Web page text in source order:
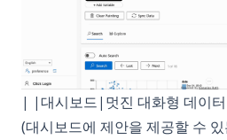
| |대시보드|멋진 대화형 데이
(대시보드에 제안을 제공할 수